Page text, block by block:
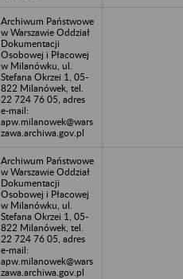
Archiwum Państwowe
w Warszawie Oddział
Dokumentacji
Osobowej i Płacowej
w Milanówku, ul.
Stefana Okrzei 1, 05-
822 Milanówek, tel.
22 724 76 05, adres
e-mail:
apw.milanowek@wars
zawa.archiwa.gov.pl
Archiwum Państwowe
w Warszawie Oddział
Dokumentacji
Osobowej i Płacowej
w Milanówku, ul.
Stefana Okrzei 1, 05-
822 Milanówek, tel.
22 724 76 05, adres
e-mail:
apw.milanowek@wars
zawa.archiwa.gov.pl